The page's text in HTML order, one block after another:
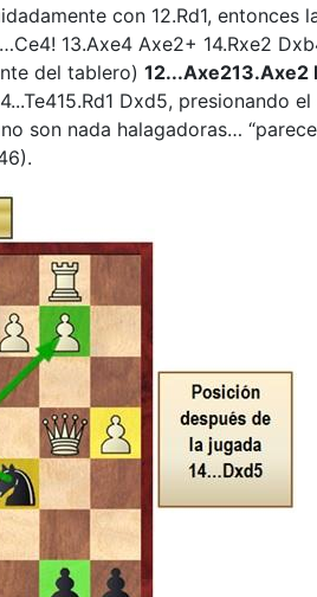
con 12.Rd1, entonces
13.Axe4 Axe2+ 14.Rxe2
del tablero) 12...Axe213.Axe2
Dxd5, presionando
son nada halagadoras…